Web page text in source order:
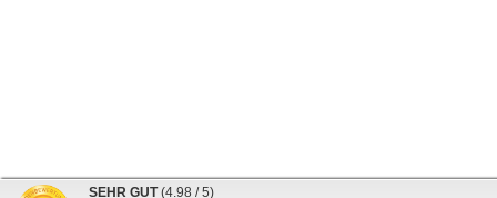
SEHR GUT (4.98 / 5)